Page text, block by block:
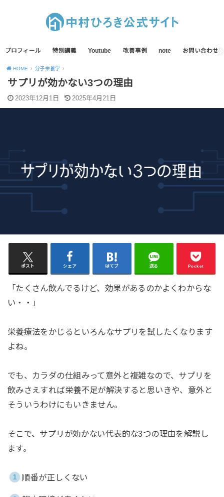
プロフィール 特別講義 Youtube 改善事例 note お問い合わせ
HOME 分子栄養学
サプリが効かない3つの理由
2023年12月1日 2025年4月21日
ポスト シェア はてブ 送る Pocket
「たくさん飲んでるけど、効果があるのかよくわからな
い・・」
栄養療法をかじるといろんなサプリを試したくなります
よね。
でも、カラダの仕組みって意外と複雑なので、サプリを
飲みさえすれば栄養不足が解決すると思いきや、意外と
そういうわけにもいきません。
そこで、サプリが効かない代表的な3つの理由を解説し
ます。
順番が正しくない